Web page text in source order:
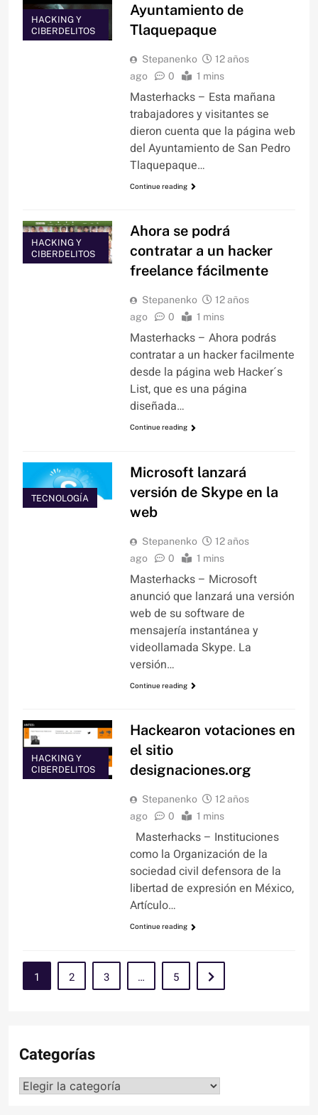
HACKING Y
CIBERDELITOS
Ayuntamiento de
Tlaquepaque
Stepanenko
12 años
ago
0 1 mins
Masterhacks – Esta mañana
trabajadores y visitantes se
dieron cuenta que la página web
del Ayuntamiento de San Pedro
Tlaquepaque…
Continue reading
HACKING Y
CIBERDELITOS
Ahora se podrá
contratar a un hacker
freelance fácilmente
Stepanenko
12 años
ago
0 1 mins
Masterhacks – Ahora podrás
contratar a un hacker facilmente
desde la página web Hacker´s
List, que es una página
diseñada…
Continue reading
TECNOLOGÍA
Microsoft lanzará
versión de Skype en la
web
Stepanenko
12 años
ago
0 1 mins
Masterhacks – Microsoft
anunció que lanzará una versión
web de su software de
mensajería instantánea y
videollamada Skype. La
versión…
Continue reading
HACKING Y
CIBERDELITOS
Hackearon votaciones en
el sitio
designaciones.org
Stepanenko
12 años
ago
0 1 mins
Masterhacks – Instituciones
como la Organización de la
sociedad civil defensora de la
libertad de expresión en México,
Artículo…
Continue reading
1 2 3 … 5
Categorías
Categorías